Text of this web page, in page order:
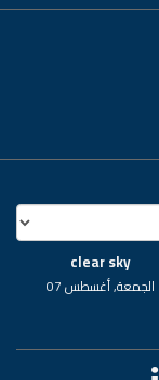
clear sky
الجمعة, أغسطس 07